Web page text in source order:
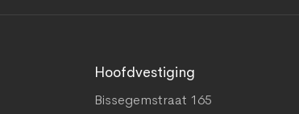
Hoofdvestiging
Bissegemstraat 165